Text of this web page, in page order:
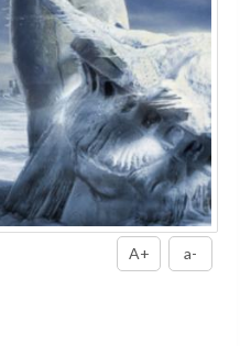
A+ a-